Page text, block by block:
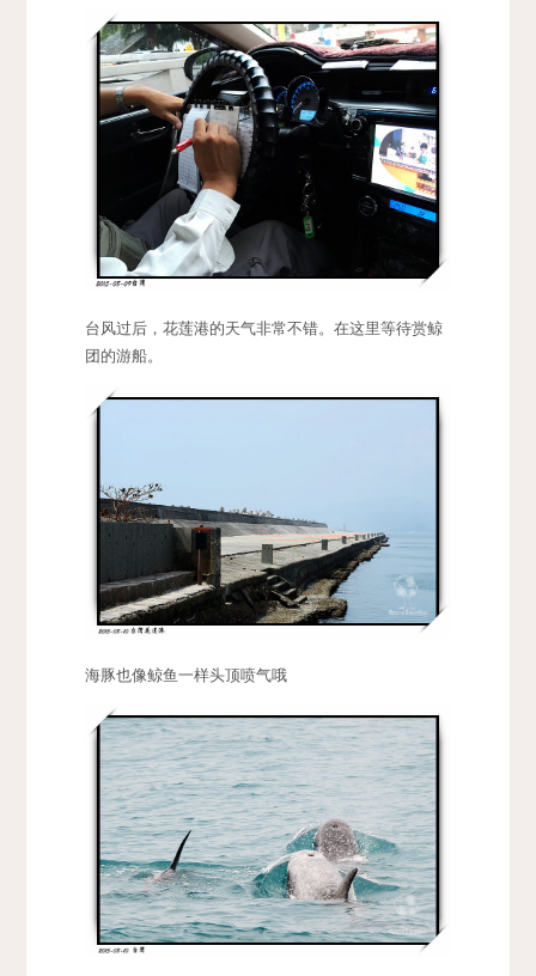
台风过后，花莲港的天气非常不错。在这里等待赏鲸
团的游船。
海豚也像鲸鱼一样头顶喷气哦